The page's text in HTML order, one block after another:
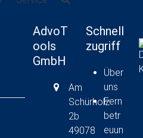
AdvoT
ools
GmbH
Am
Schürholz
2b
49078
Schnell
zugriff
Über
uns
Fern
betr
euun